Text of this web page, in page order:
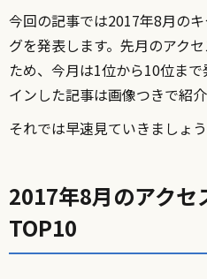
今回の記事では2017年8月の
グを発表します。先月のアク
ため、今月は1位から10位ま
インした記事は画像つきで紹
それでは早速見ていきましょう
2017年8月のアクセ
TOP10